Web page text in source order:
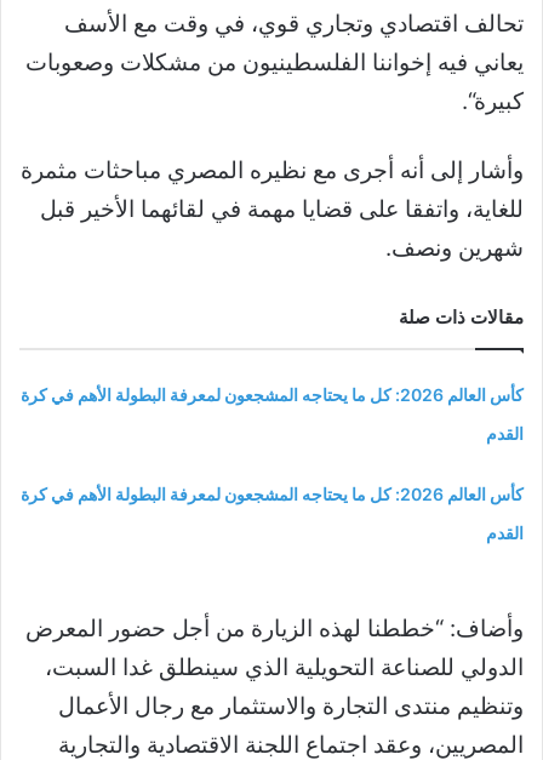
تحالف اقتصادي وتجاري قوي، في وقت مع الأسف
يعاني فيه إخواننا الفلسطينيون من مشكلات وصعوبات
كبيرة“.
وأشار إلى أنه أجرى مع نظيره المصري مباحثات مثمرة
للغاية، واتفقا على قضايا مهمة في لقائهما الأخير قبل
شهرين ونصف.
مقالات ذات صلة
كأس العالم 2026: كل ما يحتاجه المشجعون لمعرفة البطولة الأهم في كرة
القدم
كأس العالم 2026: كل ما يحتاجه المشجعون لمعرفة البطولة الأهم في كرة
القدم
وأضاف: “خططنا لهذه الزيارة من أجل حضور المعرض
الدولي للصناعة التحويلية الذي سينطلق غدا السبت،
وتنظيم منتدى التجارة والاستثمار مع رجال الأعمال
المصريين، وعقد اجتماع اللجنة الاقتصادية والتجارية